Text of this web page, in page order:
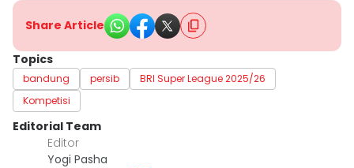
Share Article
Topics
bandung persib
BRI Super League 2025/26
Kompetisi
Editorial Team
Editor
Yogi Pasha